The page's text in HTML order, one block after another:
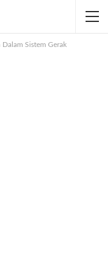
Sistem Gerak